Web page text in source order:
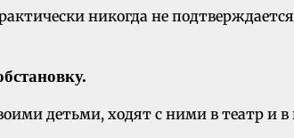
никогда не
детьми, ходят с ними в театр и